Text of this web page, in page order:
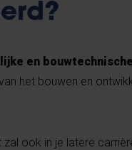
en
het bouwen en
ook in je latere